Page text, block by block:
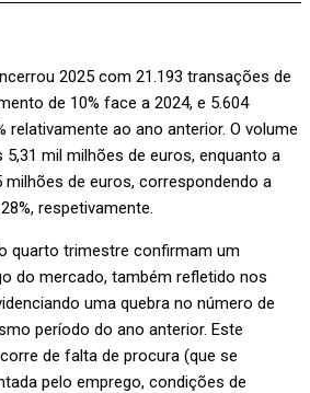
2025 com 21.193 transações de
de 10% face a 2024, e 5.604
relativamente ao ano anterior. O volume
mil milhões de euros, enquanto a
de euros, correspondendo a
respetivamente.
quarto trimestre confirmam um
do mercado, também refletido nos
uma quebra no número de
período do ano anterior. Este
de falta de procura (que se
pelo emprego, condições de